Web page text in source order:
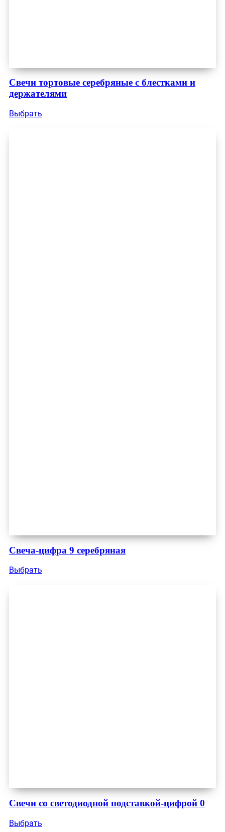
Свечи тортовые серебряные с блестками и
держателями
Выбрать
Свеча-цифра 9 серебряная
Выбрать
Свечи со светодиодной подставкой-цифрой 0
Выбрать